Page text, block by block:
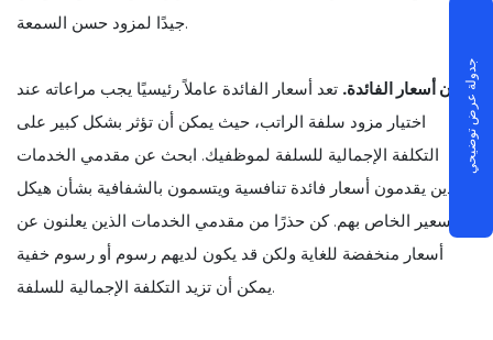
جيدًا لمزود حسن السمعة.
قارن أسعار الفائدة. تعد أسعار الفائدة عاملاً رئيسيًا يجب مراعاته عند
اختيار مزود سلفة الراتب، حيث يمكن أن تؤثر بشكل كبير على
التكلفة الإجمالية للسلفة لموظفيك. ابحث عن مقدمي الخدمات
الذين يقدمون أسعار فائدة تنافسية ويتسمون بالشفافية بشأن هيكل
التسعير الخاص بهم. كن حذرًا من مقدمي الخدمات الذين يعلنون عن
أسعار منخفضة للغاية ولكن قد يكون لديهم رسوم أو رسوم خفية
يمكن أن تزيد التكلفة الإجمالية للسلفة.
جدولة عرض توضيحي